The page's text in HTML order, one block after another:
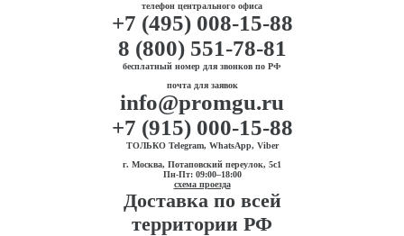
телефон центрального офиса
+7 (495) 008-15-88
8 (800) 551-78-81
бесплатный номер для звонков по РФ
почта для заявок
info@promgu.ru
+7 (915) 000-15-88
ТОЛЬКО Telegram, WhatsApp, Viber
г. Москва, Потаповский переулок, 5с1
Пн-Пт: 09:00–18:00
схема проезда
Доставка по всей
территории РФ